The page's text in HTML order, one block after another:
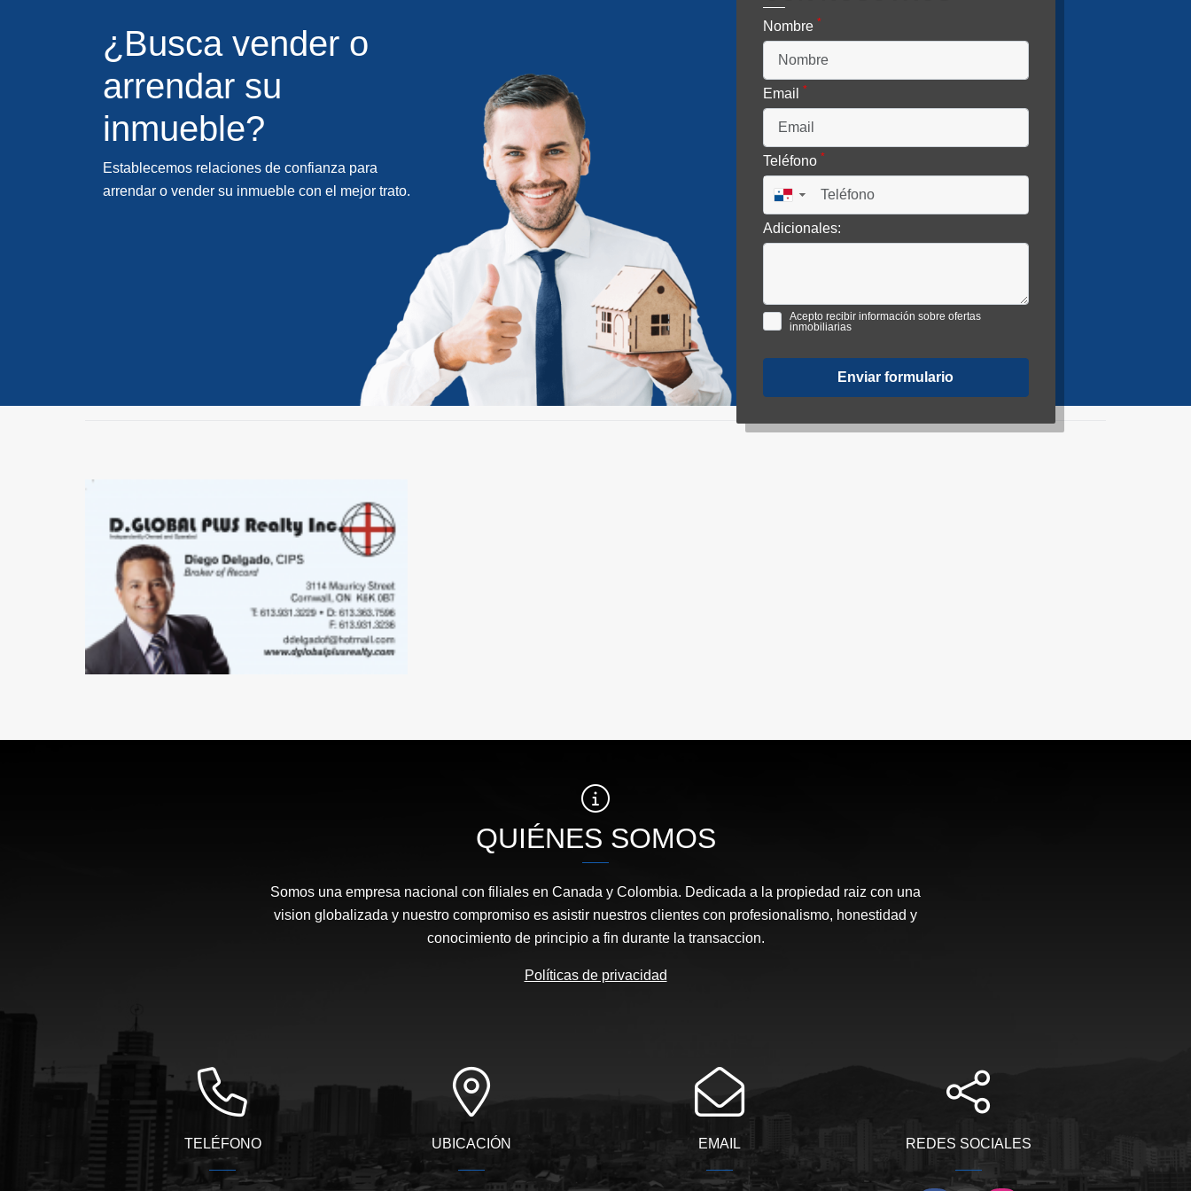
¿Busca vender o
arrendar su
inmueble?
Establecemos relaciones de confianza para
arrendar o vender su inmueble con el mejor trato.
Nombre *
Email *
Teléfono *
▼
Adicionales:
Acepto recibir información sobre ofertas
inmobiliarias
Enviar formulario
QUIÉNES SOMOS
Somos una empresa nacional con filiales en Canada y Colombia. Dedicada a la propiedad raiz con una
vision globalizada y nuestro compromiso es asistir nuestros clientes con profesionalismo, honestidad y
conocimiento de principio a fin durante la transaccion.
Políticas de privacidad
TELÉFONO UBICACIÓN EMAIL REDES SOCIALES